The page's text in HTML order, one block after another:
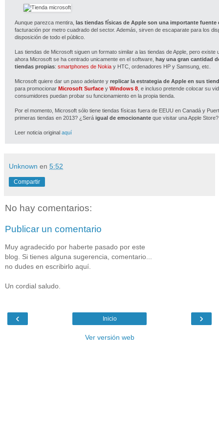
Aunque parezca mentira, las tiendas físicas de Apple son una importante fuente
facturación por metro cuadrado del sector. Además, sirven de escaparate para los
disposición de todo el público.
Las tiendas de Microsoft siguen un formato similar a las tiendas de Apple, pero existe
ahora Microsoft se ha centrado unicamente en el software, hay una gran cantidad
tiendas propias: smartphones de Nokia y HTC, ordenadores HP y Samsung, etc.
Microsoft quiere dar un paso adelante y replicar la estrategia de Apple en sus
para promocionar Microsoft Surface y Windows 8 , e incluso pretende colocar su
consumidores puedan probar su funcionamiento en la propia tienda.
Por el momento, Microsoft sólo tiene tiendas físicas fuera de EEUU en Canadá y
primeras tiendas en 2013? ¿Será igual de emocionante que visitar una Apple Store?
Leer noticia original aquí
Unknown en 5:52
Compartir
No hay comentarios:
Publicar un comentario
Muy agradecido por haberte pasado por este
blog. Si tienes alguna sugerencia, comentario...
no dudes en escribirlo aquí.
Un cordial saludo.
‹ ›
Inicio
Ver versión web